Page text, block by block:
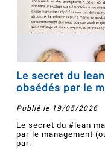
Le secret du
obsédés par le
Publié le 19/05/2026
Le secret du #lean
par le management
par: